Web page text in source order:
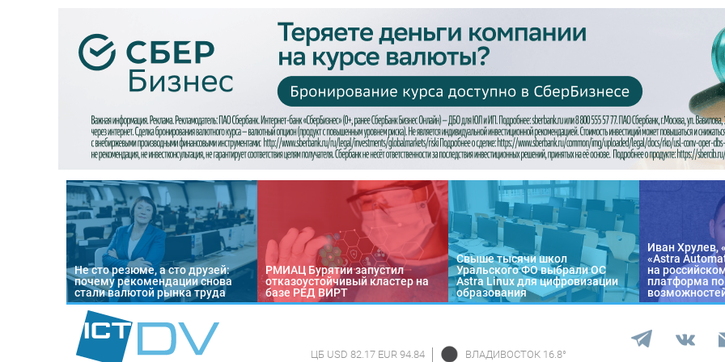
Не сто резюме, а сто друзей:
почему рекомендации снова
стали валютой рынка труда
РМИАЦ Бурятии запустил
отказоустойчивый кластер на
базе РЕД ВИРТ
Свыше тысячи школ
Уральского ФО выбрали ОС
Astra Linux для цифровизации
образования
Иван Хрулев,
«Astra
на
платформа по
ЦБ USD 82.17 EUR 94.84 ВЛАДИВОСТОК 16.8°